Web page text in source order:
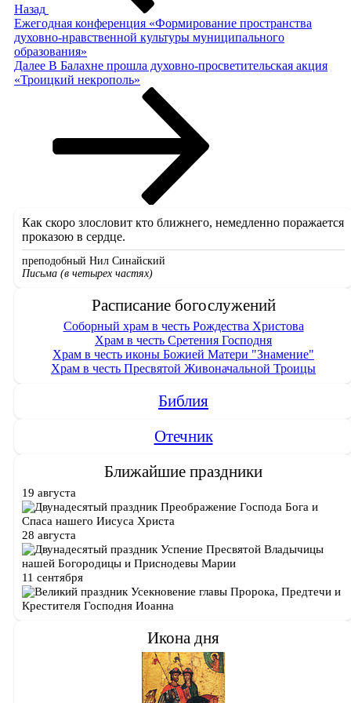
Назад
Ежегодная конференция «Формирование пространства
духовно-нравственной культуры муниципального
образования»
Следующая
запись
Далее В Балахне прошла духовно-просветительская акция
«Троицкий некрополь»
Как скоро злословит кто ближнего, немедленно поражается
проказою в сердце.
преподобный Нил Синайский
Письма (в четырех частях)
Расписание богослужений
Соборный храм в честь Рождества Христова
Храм в честь Сретения Господня
Храм в честь иконы Божией Матери "Знамение"
Храм в честь Пресвятой Живоначальной Троицы
Библия
Отечник
Ближайшие праздники
19 августа
Преображение Господа Бога и
Спаса нашего Иисуса Христа
28 августа
Успение Пресвятой Владычицы
нашей Богородицы и Приснодевы Марии
11 сентября
Усекновение главы Пророка, Предтечи и
Крестителя Господня Иоанна
Икона дня